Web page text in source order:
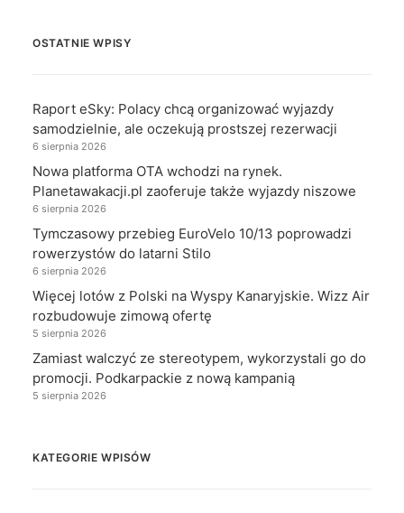
OSTATNIE WPISY
Raport eSky: Polacy chcą organizować wyjazdy
samodzielnie, ale oczekują prostszej rezerwacji
6 sierpnia 2026
Nowa platforma OTA wchodzi na rynek.
Planetawakacji.pl zaoferuje także wyjazdy niszowe
6 sierpnia 2026
Tymczasowy przebieg EuroVelo 10/13 poprowadzi
rowerzystów do latarni Stilo
6 sierpnia 2026
Więcej lotów z Polski na Wyspy Kanaryjskie. Wizz Air
rozbudowuje zimową ofertę
5 sierpnia 2026
Zamiast walczyć ze stereotypem, wykorzystali go do
promocji. Podkarpackie z nową kampanią
5 sierpnia 2026
KATEGORIE WPISÓW